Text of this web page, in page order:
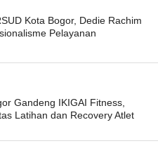
Kota Bogor, Dedie Rachim
Pelayanan
Gandeng IKIGAI Fitness,
Latihan dan Recovery Atlet